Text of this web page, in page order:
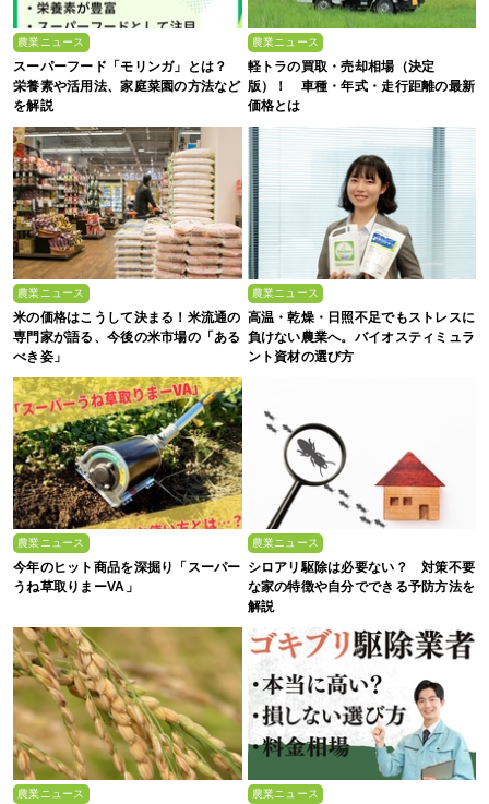
農業ニュース
スーパーフード「モリンガ」とは？
栄養素や活用法、家庭菜園の方法など
を解説
農業ニュース
軽トラの買取・売却相場（決定
版）！ 車種・年式・走行距離の最新
価格とは
農業ニュース
米の価格はこうして決まる！米流通の
専門家が語る、今後の米市場の「ある
べき姿」
農業ニュース
高温・乾燥・日照不足でもストレスに
負けない農業へ。バイオスティミュラ
ント資材の選び方
農業ニュース
今年のヒット商品を深掘り「スーパー
うね草取りまーVA」
農業ニュース
シロアリ駆除は必要ない？ 対策不要
な家の特徴や自分でできる予防方法を
解説
農業ニュース 農業ニュース